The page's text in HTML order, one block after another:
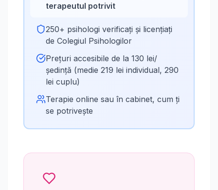
terapeutul potrivit
250+ psihologi verificați și licențiați
de Colegiul Psihologilor
Prețuri accesibile de la 130 lei/
ședință (medie 219 lei individual, 290
lei cuplu)
Terapie online sau în cabinet, cum ți
se potrivește